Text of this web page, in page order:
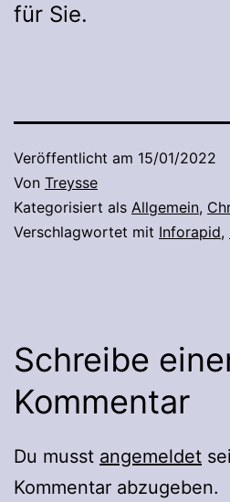
für Sie.
Veröffentlicht am 15/01/2022
Von Treysse
Kategorisiert als Allgemein,
Verschlagwortet mit Inforapid,
Schreibe
Kommentar
Du musst angemeldet
Kommentar abzugeben.